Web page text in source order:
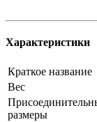
Характеристики
Краткое название
Вес
размеры